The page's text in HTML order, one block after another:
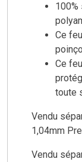
Ce
Ce
toute
Vendu
1,04mm
Vendu